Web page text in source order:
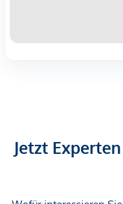
Jetzt